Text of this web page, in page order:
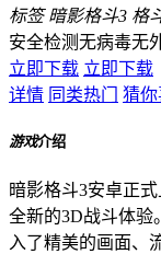
标签 暗影格斗3 格
安全检测无病毒无
立即下载 立即下载
详情 同类热门 猜你
游戏介绍
暗影格斗3安卓正
全新的3D战斗体验
入了精美的画面、